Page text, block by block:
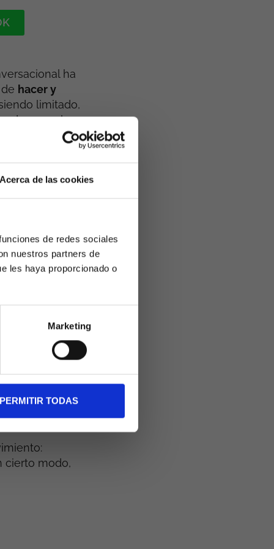
Acerca de las cookies
de redes sociales
nuestros partners de
les haya proporcionado o
Marketing
PERMITIR TODAS
ha
hacer y
limitado,
para el
enero de 2026
dentro de
aparecen
de la
comparando,
no se
como un
piensan,
cierto modo,